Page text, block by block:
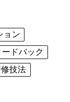
ョン
ードバック
技法